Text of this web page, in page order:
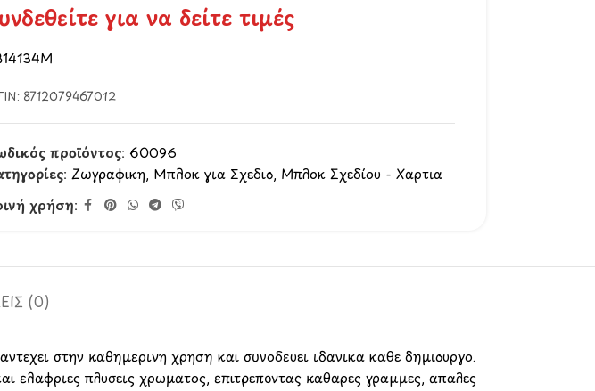
για να δείτε τιμές
8712079467012
προϊόντος: 60096
Ζωγραφική, Μπλόκ για Σχέδιο, Μπλοκ Σχεδίου - Χαρτιά
χρήση:
(0)
στην καθημερινή χρήση και συνοδεύει ιδανικά κάθε δημιουργό.
ελαφριές πλύσεις χρώματος, επιτρέποντας καθαρές γραμμές, απαλές